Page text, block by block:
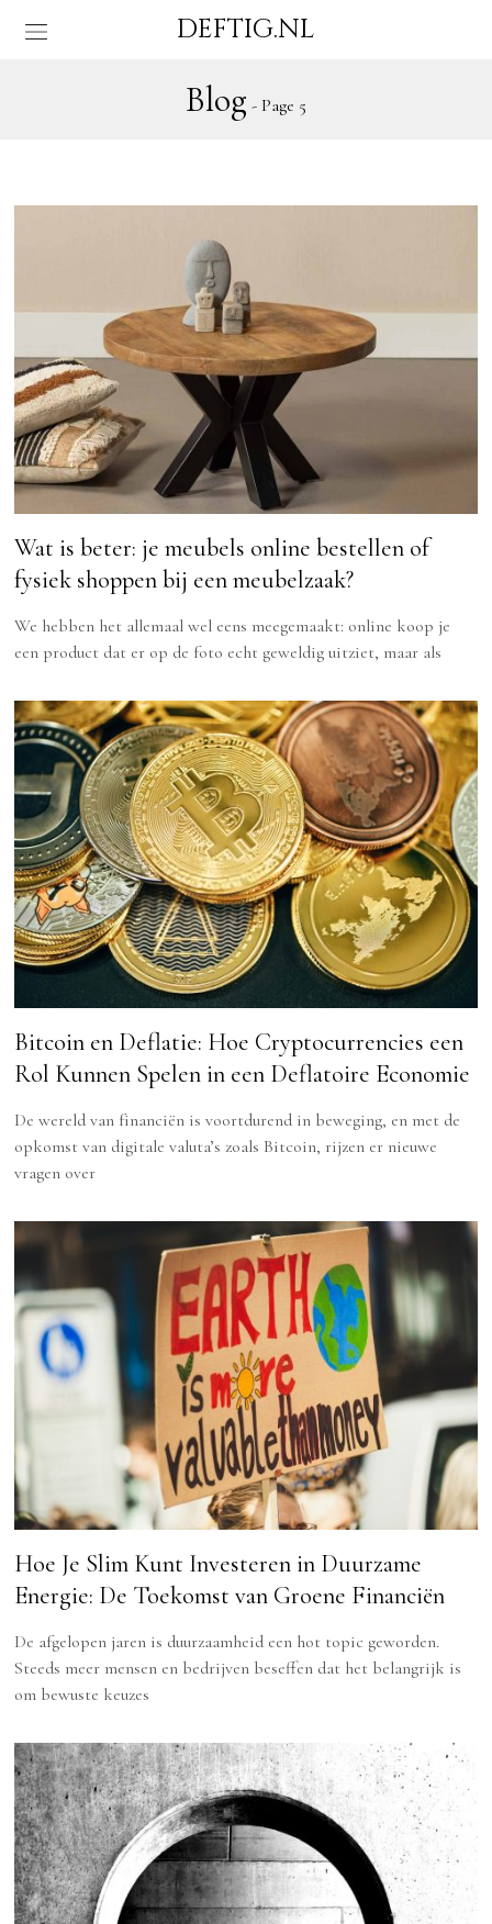
DEFTIG.NL
Blog - Page 5
Wat is beter: je meubels online bestellen of
fysiek shoppen bij een meubelzaak?
We hebben het allemaal wel eens meegemaakt: online koop je
een product dat er op de foto echt geweldig uitziet, maar als
Bitcoin en Deflatie: Hoe Cryptocurrencies een
Rol Kunnen Spelen in een Deflatoire Economie
De wereld van financiën is voortdurend in beweging, en met de
opkomst van digitale valuta’s zoals Bitcoin, rijzen er nieuwe
vragen over
Hoe Je Slim Kunt Investeren in Duurzame
Energie: De Toekomst van Groene Financiën
De afgelopen jaren is duurzaamheid een hot topic geworden.
Steeds meer mensen en bedrijven beseffen dat het belangrijk is
om bewuste keuzes